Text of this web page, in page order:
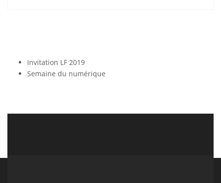
Invitation LF 2019
Semaine du numérique